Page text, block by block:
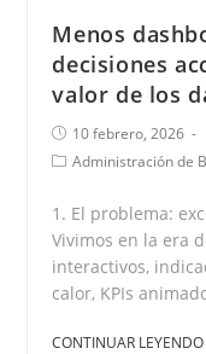
Menos
decisiones
valor de los
10 febrero, 2026
Administración de
1. El problema:
Vivimos en la era
interactivos,
calor, KPIs
CONTINUAR LEYENDO